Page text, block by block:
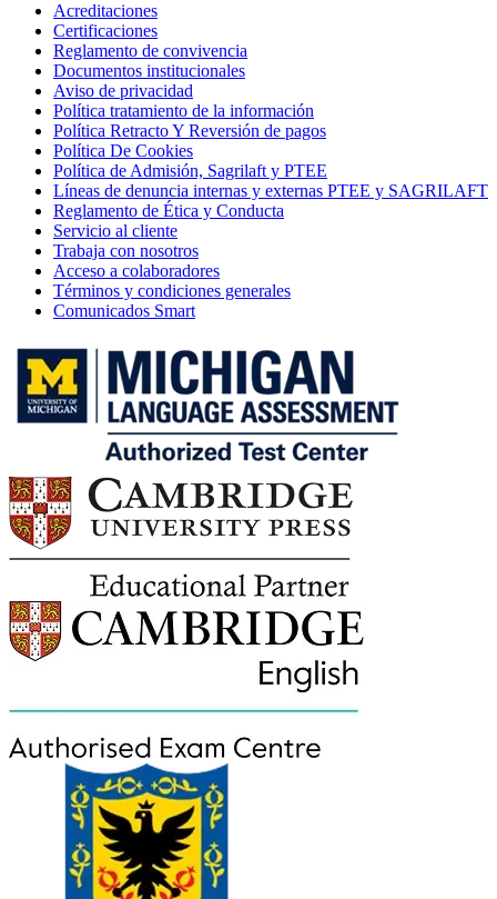
Acreditaciones
Certificaciones
Reglamento de convivencia
Documentos institucionales
Aviso de privacidad
Política tratamiento de la información
Política Retracto Y Reversión de pagos
Política De Cookies
Política de Admisión, Sagrilaft y PTEE
Líneas de denuncia internas y externas PTEE y SAGRILAFT
Reglamento de Ética y Conducta
Servicio al cliente
Trabaja con nosotros
Acceso a colaboradores
Términos y condiciones generales
Comunicados Smart